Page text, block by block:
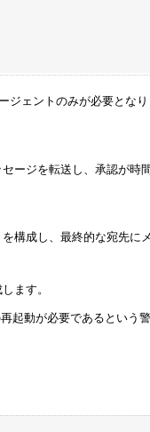
ジェントのみが必要とな
ージを転送し、承認が時
構成し、最終的な宛先に
ます。
起動が必要であるという